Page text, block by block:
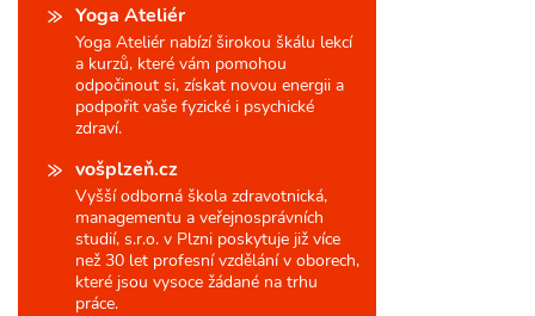
Yoga Ateliér
Yoga Ateliér nabízí širokou škálu lekcí
a kurzů, které vám pomohou
odpočinout si, získat novou energii a
podpořit vaše fyzické i psychické
zdraví.
vošplzeň.cz
Vyšší odborná škola zdravotnická,
managementu a veřejnosprávních
studií, s.r.o. v Plzni poskytuje již více
než 30 let profesní vzdělání v oborech,
které jsou vysoce žádané na trhu
práce.